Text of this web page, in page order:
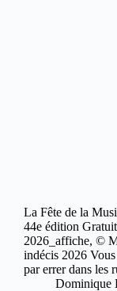
La Fête de la
44e édition
2026_affiche, ©
indécis 2026
par errer dans les
Dominique